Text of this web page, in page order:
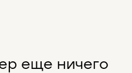
еще ничего